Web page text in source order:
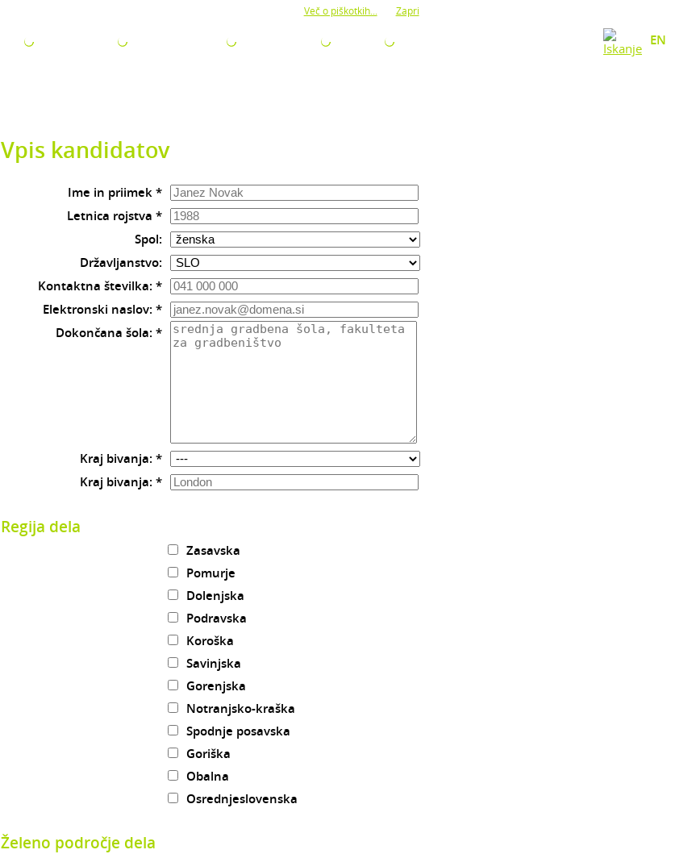
Več o piškotkih... Zapri
EN
Vpis kandidatov
Ime in priimek *
Letnica rojstva *
Spol:
Državljanstvo:
Kontaktna številka: *
Elektronski naslov: *
Dokončana šola: *
Kraj bivanja: *
Kraj bivanja: *
Regija dela
Zasavska
Pomurje
Dolenjska
Podravska
Koroška
Savinjska
Gorenjska
Notranjsko-kraška
Spodnje posavska
Goriška
Obalna
Osrednjeslovenska
Želeno področje dela